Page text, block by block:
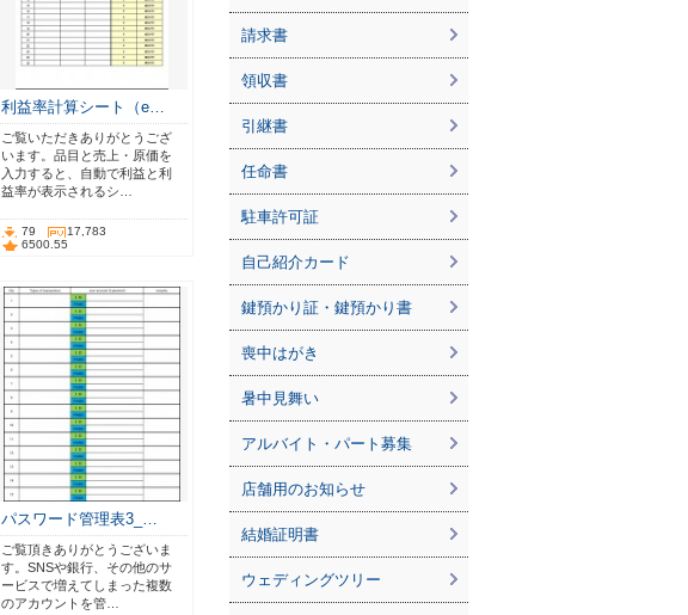
利益率計算シート（e…
ご覧いただきありがとうござ
います。品目と売上・原価を
入力すると、自動で利益と利
益率が表示されるシ…
79
17,783
6500.55
パスワード管理表3_…
ご覧頂きありがとうございま
す。SNSや銀行、その他のサ
ービスで増えてしまった複数
のアカウントを管…
請求書
領収書
引継書
任命書
駐車許可証
自己紹介カード
鍵預かり証・鍵預かり書
喪中はがき
暑中見舞い
アルバイト・パート募集
店舗用のお知らせ
結婚証明書
ウェディングツリー